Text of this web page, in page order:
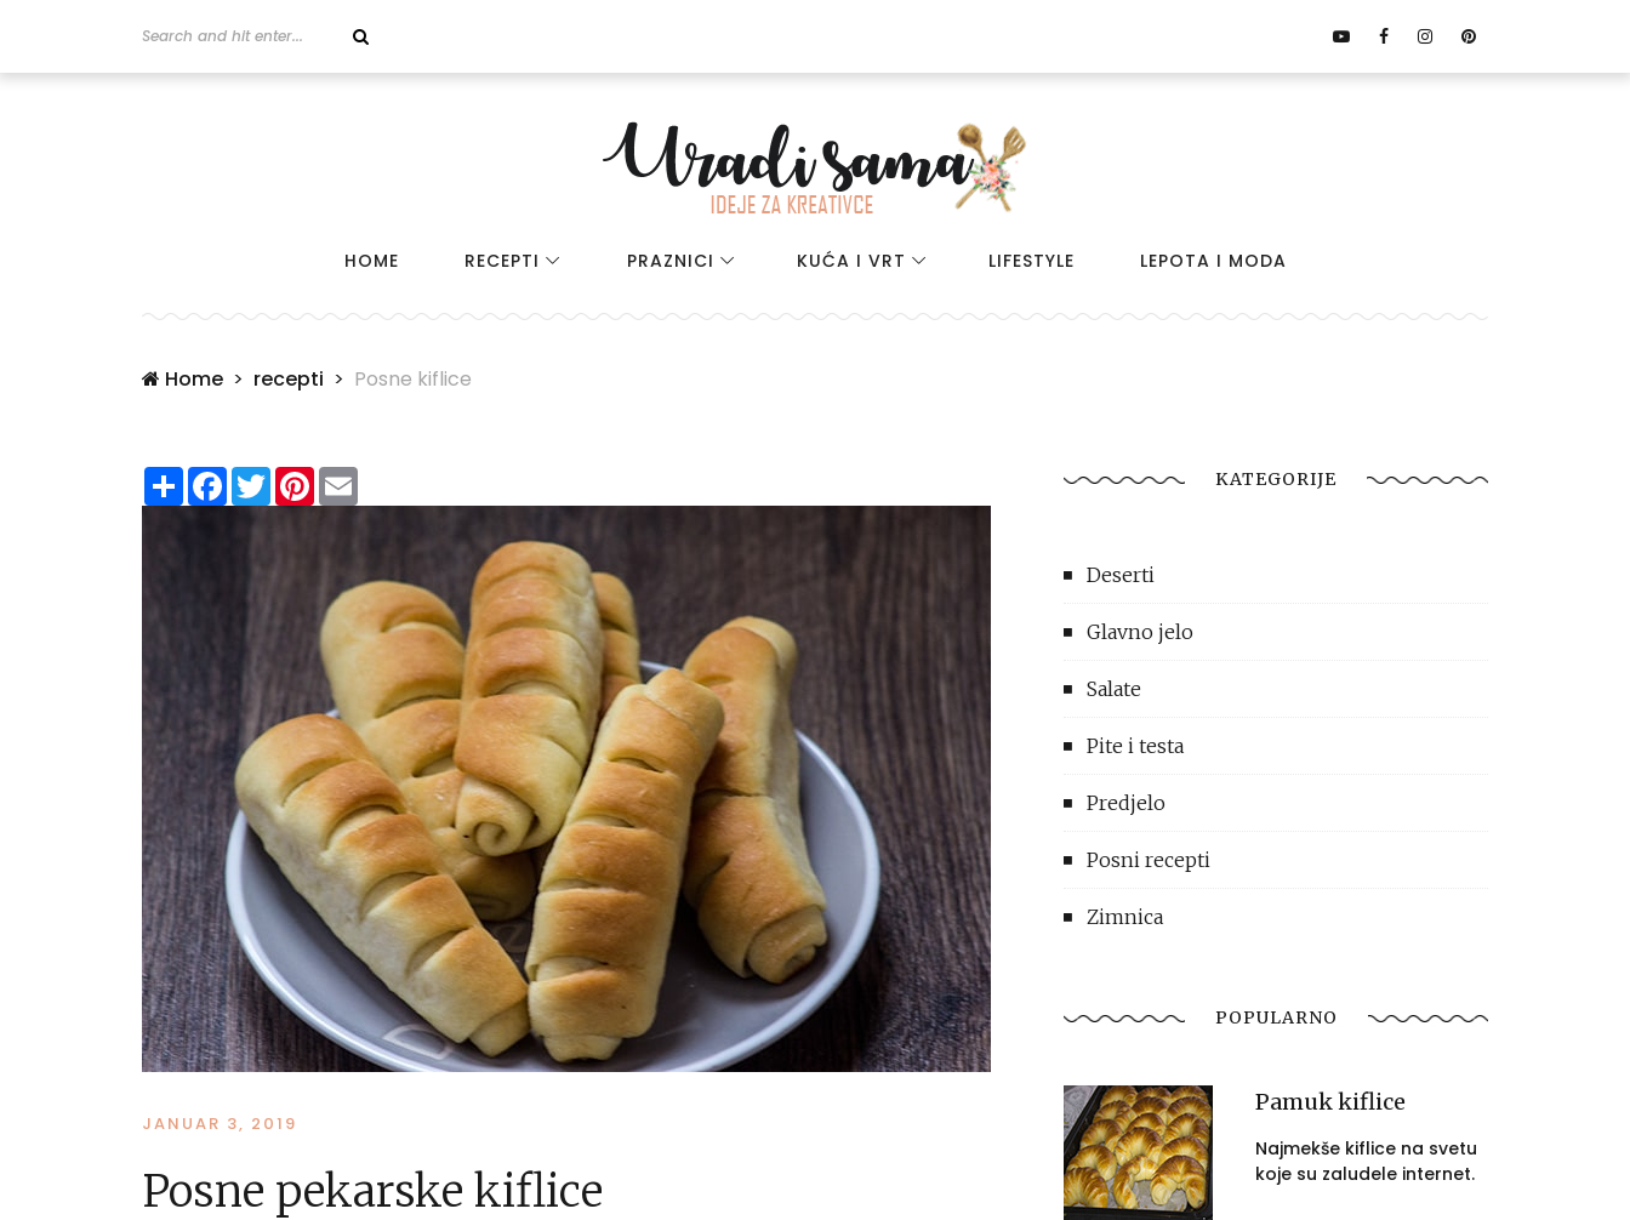
HOME RECEPTI PRAZNICI KUĆA I VRT LIFESTYLE LEPOTA I MODA
Home recepti Posne kiflice
ShareFacebook
TwitterPinterest
JANUAR 3, 2019
Posne pekarske kiflice
KATEGORIJE
Deserti
Glavno jelo
Salate
Pite i testa
Predjelo
Posni recepti
Zimnica
POPULARNO
Pamuk kiflice
Najmekše kiflice na svetu
koje su zaludele internet.